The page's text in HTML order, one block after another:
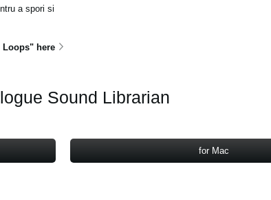
a spori si
Loops" here
Sound Librarian
for Mac